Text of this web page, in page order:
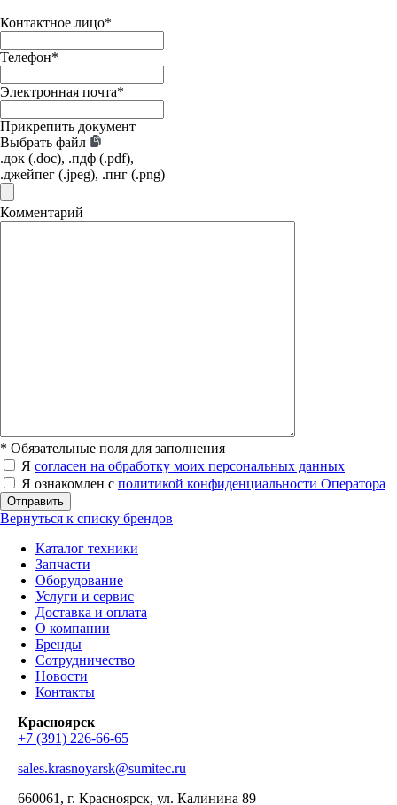
Контактное лицо*
Телефон*
Электронная почта*
Прикрепить документ
Выбрать файл
.док (.doc), .пдф (.pdf),
.джейпег (.jpeg), .пнг (.png)
Комментарий
* Обязательные поля для заполнения
Я согласен на обработку моих персональных данных
Я ознакомлен с политикой конфиденциальности Оператора
Отправить
Вернуться к списку брендов
Каталог техники
Запчасти
Оборудование
Услуги и сервис
Доставка и оплата
О компании
Бренды
Сотрудничество
Новости
Контакты
Красноярск
+7 (391) 226-66-65
sales.krasnoyarsk@sumitec.ru
660061, г. Красноярск, ул. Калинина 89